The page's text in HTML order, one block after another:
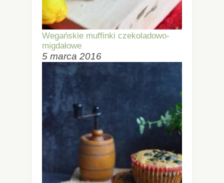
Wegańskie muffinki czekoladowo-
migdałowe
5 marca 2016